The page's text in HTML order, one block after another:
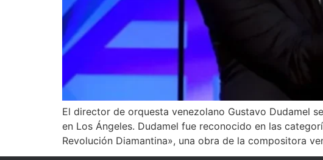
El director de orquesta venezolano Gustavo Dudamel
en Los Ángeles. Dudamel fue reconocido en las
Revolución Diamantina», una obra de la compositora